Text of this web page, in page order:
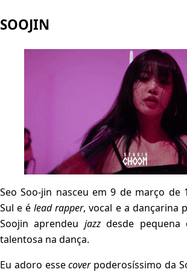
SOOJIN
Seo Soo-jin nasceu em 9 de março de
Sul e élead rapper, vocal e a dançarina
Soojin aprendeu jazzdesde pequena
talentosa na dança.
Eu adoro essecoverpoderosíssimo da